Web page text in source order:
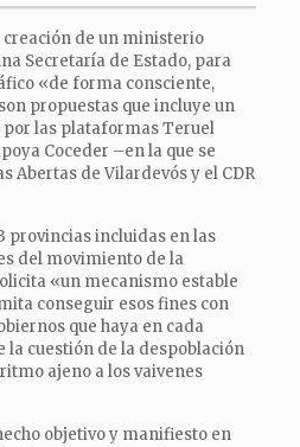
de un ministerio
Secretaría de Estado, para
«de forma consciente,
propuestas que incluye un
las plataformas Teruel
Coceder –en la que se
Abertas de Vilardevós y el CDR
provincias incluidas en las
del movimiento de la
«un mecanismo estable
conseguir esos fines con
que haya en cada
la cuestión de la despoblación
ajeno a los vaivenes
objetivo y manifiesto en